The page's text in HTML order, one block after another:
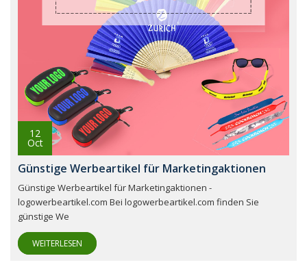
12
Oct
Günstige Werbeartikel für Marketingaktionen
Günstige Werbeartikel für Marketingaktionen -
logowerbeartikel.com Bei logowerbeartikel.com finden Sie
günstige We
WEITERLESEN